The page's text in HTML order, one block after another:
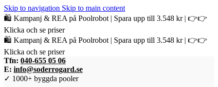
Skip to navigation Skip to main content
🛍️ Kampanj & REA på Poolrobot | Spara upp till 3.548 kr | 👉👉
Klicka och se priser
🛍️ Kampanj & REA på Poolrobot | Spara upp till 3.548 kr | 👉👉
Klicka och se priser
Tfn: 040-655 05 06
E: info@soderrogard.se
✓ 1000+ byggda pooler